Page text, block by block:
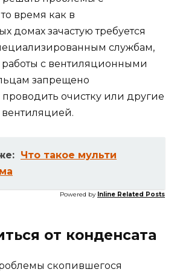
время как в
домах зачастую требуется
службам,
с вентиляционными
запрещено
проводить очистку или другие
Что такое мульти
Powered by Inline Related Posts
от конденсата
скопившегося